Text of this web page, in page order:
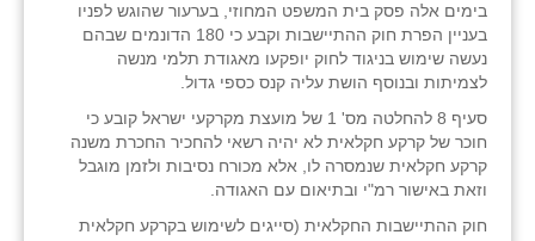
בימים אלה פסק בית המשפט המחוזי, בערעור שהוגש לפניו
בעניין הפרת חוק ההתיישבות וקבע כי 180 הדונמים שבהם
נעשה שימוש בניגוד לחוק יופקעו מאגודת תלמי מנשה
לצמיתות ובנוסף הושת עליה קנס כספי גדול.
סעיף 8 להחלטה מס' 1 של מועצת מקרקעי ישראל קובע כי
חוכר של קרקע חקלאית לא יהיה רשאי להחכיר החכרת משנה
קרקע חקלאית שנמסרה לו, אלא מכורח נסיבות ולזמן מוגבל
וזאת באישור רמ"י ובתיאום עם האגודה.
חוק ההתיישבות החקלאית (סייגים לשימוש בקרקע חקלאית